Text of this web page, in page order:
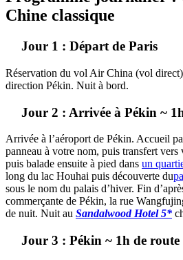
Chine classique
Jour 1 : Départ de Paris
Réservation du vol Air China (vol
direction Pékin. Nuit à bord.
Jour 2 : Arrivée à Pékin ~
Arrivée à l’aéroport de Pékin. Accueil
panneau à votre nom, puis transfert
puis balade ensuite à pied dans un
long du lac Houhai puis découverte du
sous le nom du palais d’hiver. Fin
commerçante de Pékin, la rue
de nuit. Nuit au Sandalwood Hotel 5*
Jour 3 : Pékin ~ 1h de route